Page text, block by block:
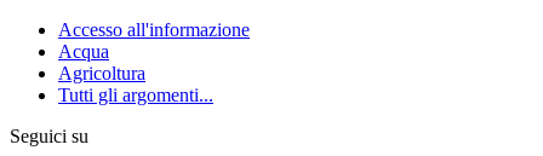
Accesso all'informazione
Acqua
Agricoltura
Tutti gli argomenti...
Seguici su